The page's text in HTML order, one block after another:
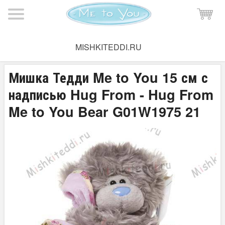
MISHKITEDDI.RU
Мишка Тедди Me to You 15 см с
надписью Hug From - Hug From
Me to You Bear G01W1975 21